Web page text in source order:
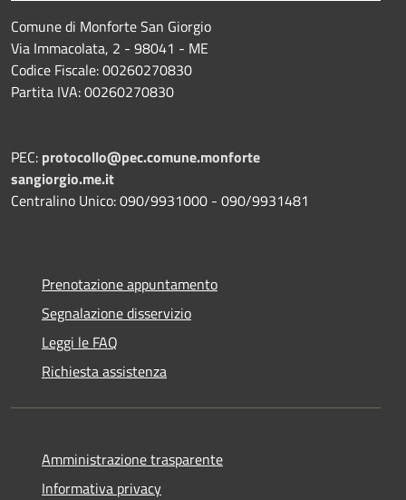
Comune di Monforte San Giorgio
Via Immacolata, 2 - 98041 - ME
Codice Fiscale: 00260270830
Partita IVA: 00260270830
PEC: protocollo@pec.comune.monforte
sangiorgio.me.it
Centralino Unico: 090/9931000 - 090/9931481
Prenotazione appuntamento
Segnalazione disservizio
Leggi le FAQ
Richiesta assistenza
Amministrazione trasparente
Informativa privacy